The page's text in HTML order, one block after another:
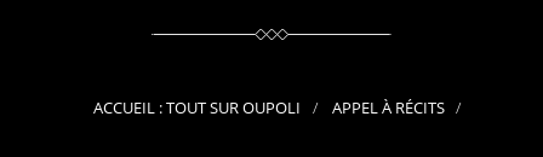
ACCUEIL : TOUT SUR OUPOLI APPEL À RÉCITS